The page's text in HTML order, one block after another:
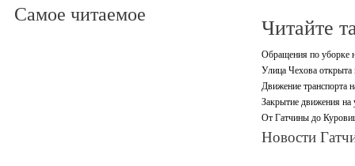
Самое читаемое Читайте
Обращения по уборке
Улица Чехова открыта
Движение транспорта
Закрытие движения
От Гатчины до
Новости